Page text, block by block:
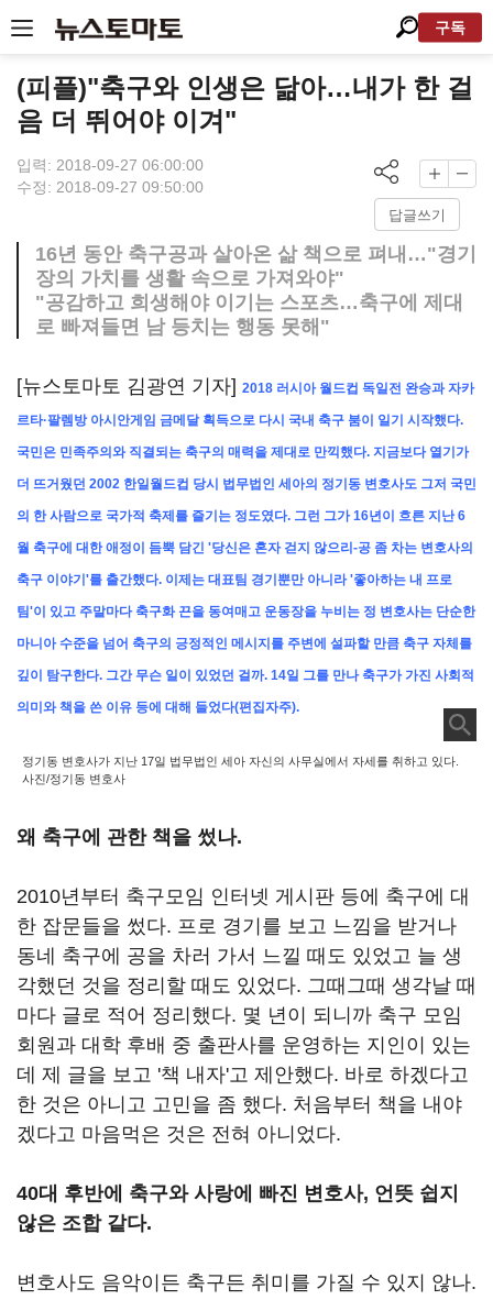
구독
(피플)"축구와 인생은 닮아…내가 한 걸
음 더 뛰어야 이겨"
입력: 2018-09-27 06:00:00
수정: 2018-09-27 09:50:00
답글쓰기
16년 동안 축구공과 살아온 삶 책으로 펴내…"경기
장의 가치를 생활 속으로 가져와야"
"공감하고 희생해야 이기는 스포츠…축구에 제대
로 빠져들면 남 등치는 행동 못해"
[뉴스토마토 김광연 기자] 2018 러시아 월드컵 독일전 완승과 자카
르타·팔렘방 아시안게임 금메달 획득으로 다시 국내 축구 붐이 일기 시작했다.
국민은 민족주의와 직결되는 축구의 매력을 제대로 만끽했다. 지금보다 열기가
더 뜨거웠던 2002 한일월드컵 당시 법무법인 세아의 정기동 변호사도 그저 국민
의 한 사람으로 국가적 축제를 즐기는 정도였다. 그런 그가 16년이 흐른 지난 6
월 축구에 대한 애정이 듬뿍 담긴 '당신은 혼자 걷지 않으리-공 좀 차는 변호사의
축구 이야기'를 출간했다. 이제는 대표팀 경기뿐만 아니라 '좋아하는 내 프로
팀'이 있고 주말마다 축구화 끈을 동여매고 운동장을 누비는 정 변호사는 단순한
마니아 수준을 넘어 축구의 긍정적인 메시지를 주변에 설파할 만큼 축구 자체를
깊이 탐구한다. 그간 무슨 일이 있었던 걸까. 14일 그를 만나 축구가 가진 사회적
의미와 책을 쓴 이유 등에 대해 들었다(편집자주).
정기동 변호사가 지난 17일 법무법인 세아 자신의 사무실에서 자세를 취하고 있다.
사진/정기동 변호사
왜 축구에 관한 책을 썼나.
2010년부터 축구모임 인터넷 게시판 등에 축구에 대
한 잡문들을 썼다. 프로 경기를 보고 느낌을 받거나
동네 축구에 공을 차러 가서 느낄 때도 있었고 늘 생
각했던 것을 정리할 때도 있었다. 그때그때 생각날 때
마다 글로 적어 정리했다. 몇 년이 되니까 축구 모임
회원과 대학 후배 중 출판사를 운영하는 지인이 있는
데 제 글을 보고 '책 내자'고 제안했다. 바로 하겠다고
한 것은 아니고 고민을 좀 했다. 처음부터 책을 내야
겠다고 마음먹은 것은 전혀 아니었다.
40대 후반에 축구와 사랑에 빠진 변호사, 언뜻 쉽지
않은 조합 같다.
변호사도 음악이든 축구든 취미를 가질 수 있지 않나.